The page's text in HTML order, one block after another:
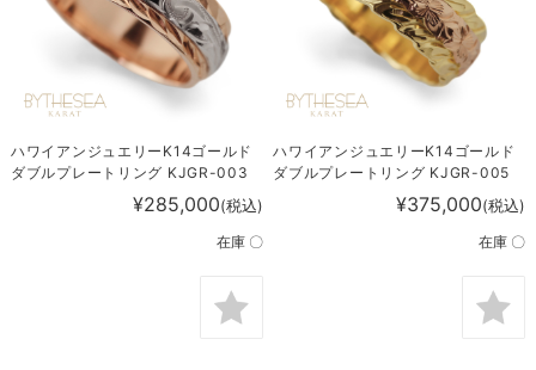
ハワイアンジュエリーK14ゴールド
ダブルプレートリング KJGR-003
¥285,000(税込)
在庫 〇
ハワイアンジュエリーK14ゴールド
ダブルプレートリング KJGR-005
¥375,000(税込)
在庫 〇